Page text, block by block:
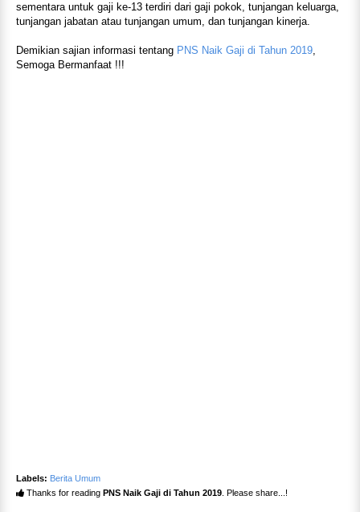
sementara untuk gaji ke-13 terdiri dari gaji pokok, tunjangan keluarga,
tunjangan jabatan atau tunjangan umum, dan tunjangan kinerja.
Demikian sajian informasi tentang PNS Naik Gaji di Tahun 2019,
Semoga Bermanfaat !!!
Labels: Berita Umum
Thanks for reading PNS Naik Gaji di Tahun 2019. Please share...!